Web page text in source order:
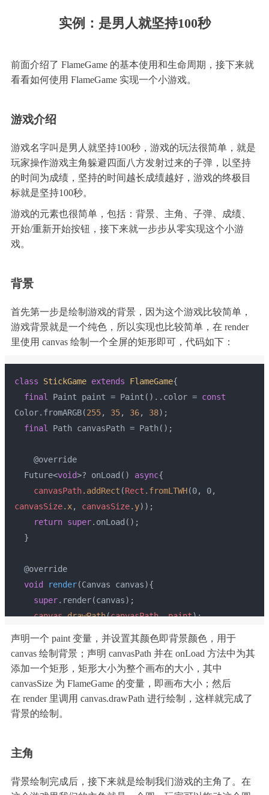
实例：是男人就坚持100秒
前面介绍了 FlameGame 的基本使用和生命周期，接下来就
看看如何使用 FlameGame 实现一个小游戏。
游戏介绍
游戏名字叫是男人就坚持100秒，游戏的玩法很简单，就是
玩家操作游戏主角躲避四面八方发射过来的子弹，以坚持
的时间为成绩，坚持的时间越长成绩越好，游戏的终极目
标就是坚持100秒。
游戏的元素也很简单，包括：背景、主角、子弹、成绩、
开始/重新开始按钮，接下来就一步步从零实现这个小游
戏。
背景
首先第一步是绘制游戏的背景，因为这个游戏比较简单，
游戏背景就是一个纯色，所以实现也比较简单，在 render
里使用 canvas 绘制一个全屏的矩形即可，代码如下：
class StickGame extends FlameGame{
final
Paint paint = Paint()..color = const
Color.fromARGB(255, 35, 36, 38);
final
Path canvasPath = Path();
    @override
  Future<
void>? onLoad() async{
canvasPath.addRect (Rect .fromLTWH
canvasSize.x, canvasSize.y));
return super.onLoad();
  }
  @override
void
render(Canvas canvas){
super.render(canvas);
canvas.drawPath(canvasPath, paint);
声明一个 paint 变量，并设置其颜色即背景颜色，用于
canvas 绘制背景；声明 canvasPath 并在 onLoad 方法中为其
添加一个矩形，矩形大小为整个画布的大小，其中
canvasSize 为 FlameGame 的变量，即画布大小；然后
在 render 里调用 canvas.drawPath 进行绘制，这样就完成了
背景的绘制。
主角
背景绘制完成后，接下来就是绘制我们游戏的主角了。在